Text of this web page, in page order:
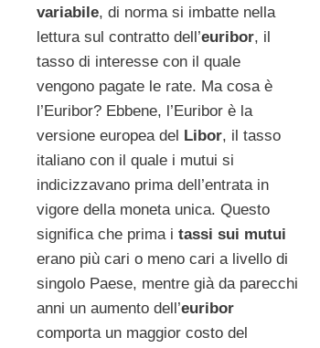
variabile, di norma si imbatte nella
lettura sul contratto dell’euribor, il
tasso di interesse con il quale
vengono pagate le rate. Ma cosa è
l’Euribor? Ebbene, l’Euribor è la
versione europea del
Libor, il tasso
italiano con il quale i mutui si
indicizzavano prima dell’entrata in
vigore della moneta unica. Questo
significa che prima i tassi sui mutui
erano più cari o meno cari a livello di
singolo Paese, mentre già da parecchi
anni un aumento dell’euribor
comporta un maggior costo del